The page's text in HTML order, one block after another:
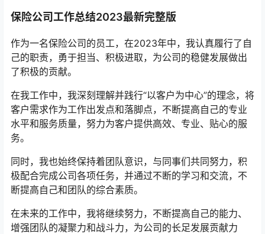
保险公司工作总结2023最新完整版
作为一名保险公司的员工，在2023年中，我认真履行了自
己的职责，勇于担当、积极进取，为公司的稳健发展做出
了积极的贡献。
在我工作中，我深刻理解并践行“以客户为中心”的理念，将
客户需求作为工作出发点和落脚点，不断提高自己的专业
水平和服务质量，努力为客户提供高效、专业、贴心的服
务。
同时，我也始终保持着团队意识，与同事们共同努力，积
极配合完成公司各项任务，并通过不断的学习和交流，不
断提高自己和团队的综合素质。
在未来的工作中，我将继续努力，不断提高自己的能力、
增强团队的凝聚力和战斗力，为公司的长足发展贡献力